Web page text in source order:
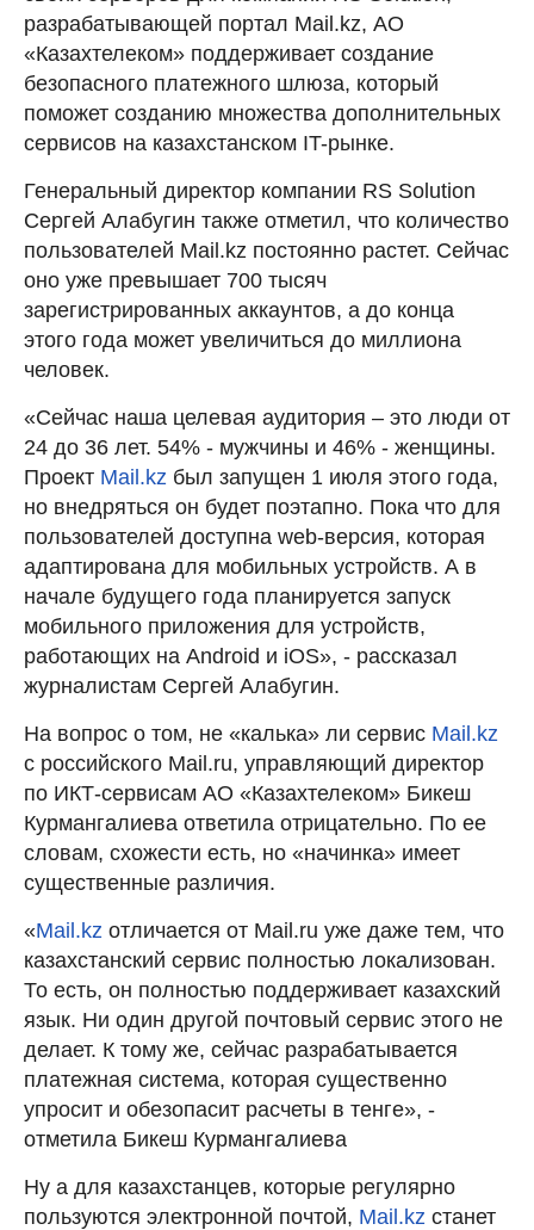
разрабатывающей портал Mail.kz, АО
«Казахтелеком» поддерживает создание
безопасного платежного шлюза, который
поможет созданию множества дополнительных
сервисов на казахстанском IT-рынке.
Генеральный директор компании RS Solution
Сергей Алабугин также отметил, что количество
пользователей Mail.kz постоянно растет. Сейчас
оно уже превышает 700 тысяч
зарегистрированных аккаунтов, а до конца
этого года может увеличиться до миллиона
человек.
«Сейчас наша целевая аудитория – это люди от
24 до 36 лет. 54% - мужчины и 46% - женщины.
Проект Mail.kz был запущен 1 июля этого года,
но внедряться он будет поэтапно. Пока что для
пользователей доступна web-версия, которая
адаптирована для мобильных устройств. А в
начале будущего года планируется запуск
мобильного приложения для устройств,
работающих на Android и iOS», - рассказал
журналистам Сергей Алабугин.
На вопрос о том, не «калька» ли сервис Mail.kz
с российского Mail.ru, управляющий директор
по ИКТ-сервисам АО «Казахтелеком» Бикеш
Курмангалиева ответила отрицательно. По ее
словам, схожести есть, но «начинка» имеет
существенные различия.
«Mail.kz отличается от Mail.ru уже даже тем, что
казахстанский сервис полностью локализован.
То есть, он полностью поддерживает казахский
язык. Ни один другой почтовый сервис этого не
делает. К тому же, сейчас разрабатывается
платежная система, которая существенно
упросит и обезопасит расчеты в тенге», -
отметила Бикеш Курмангалиева
Ну а для казахстанцев, которые регулярно
пользуются электронной почтой, Mail.kz станет